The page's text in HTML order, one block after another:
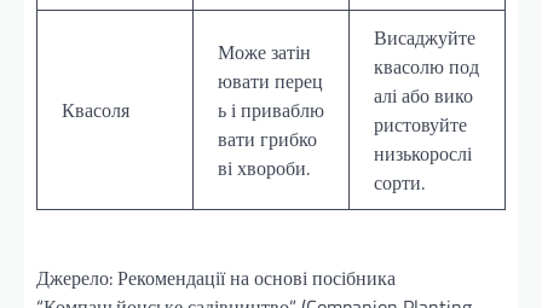
Квасоля
Може затін
ювати перец
ь і приваблю
вати грибко
ві хвороби.
Висаджуйте
квасолю под
алі або вико
ристовуйте
низькорослі
сорти.
Джерело: Рекомендації на основі посібника